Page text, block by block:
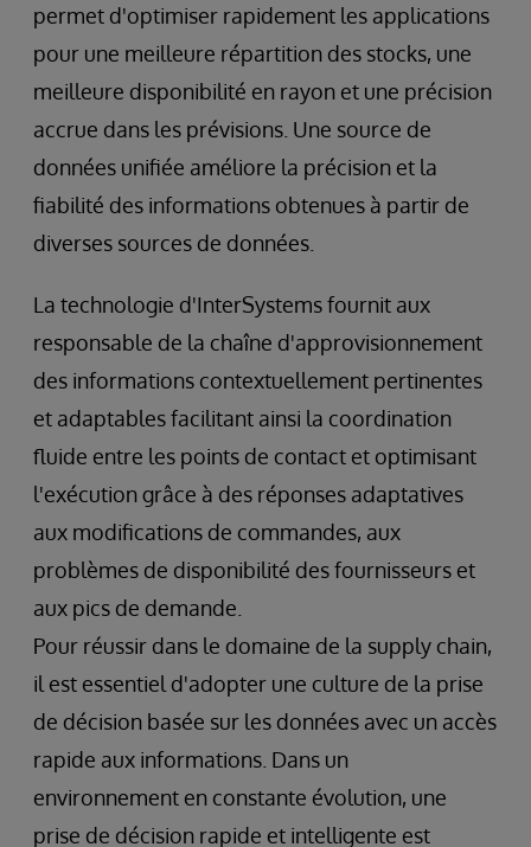
permet d'optimiser rapidement les applications
pour une meilleure répartition des stocks, une
meilleure disponibilité en rayon et une précision
accrue dans les prévisions. Une source de
données unifiée améliore la précision et la
fiabilité des informations obtenues à partir de
diverses sources de données.
La technologie d'InterSystems fournit aux
responsable de la chaîne d'approvisionnement
des informations contextuellement pertinentes
et adaptables facilitant ainsi la coordination
fluide entre les points de contact et optimisant
l'exécution grâce à des réponses adaptatives
aux modifications de commandes, aux
problèmes de disponibilité des fournisseurs et
aux pics de demande.
Pour réussir dans le domaine de la supply chain,
il est essentiel d'adopter une culture de la prise
de décision basée sur les données avec un accès
rapide aux informations. Dans un
environnement en constante évolution, une
prise de décision rapide et intelligente est